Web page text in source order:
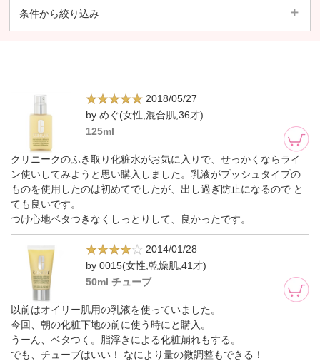
条件から絞り込み
2018/05/27
by めぐ(女性,混合肌,36才)
125ml
クリニークのふき取り化粧水がお気に入りで、せっかくならライ
ン使いしてみようと思い購入しました。乳液がプッシュタイプの
ものを使用したのは初めてでしたが、出し過ぎ防止になるので と
ても良いです。
つけ心地ベタつきなくしっとりして、良かったです。
2014/01/28
by 0015(女性,乾燥肌,41才)
50ml チューブ
以前はオイリー肌用の乳液を使っていました。
今回、朝の化粧下地の前に使う時にと購入。
うーん、ベタつく。脂浮きによる化粧崩れもする。
でも、チューブはいい！ なにより量の微調整もできる！